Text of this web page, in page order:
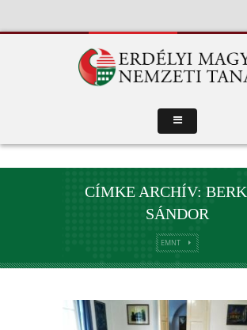
CÍMKE ARCHÍV:
SÁNDOR
EMNT